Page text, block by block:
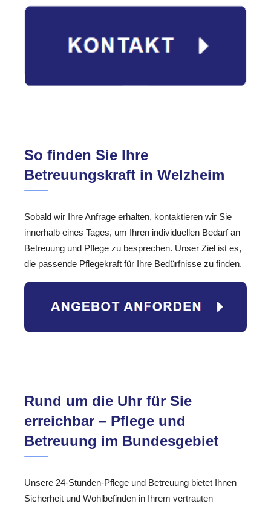
So finden Sie Ihre
Betreuungskraft in Welzheim
Sobald wir Ihre Anfrage erhalten, kontaktieren wir Sie
innerhalb eines Tages, um Ihren individuellen Bedarf an
Betreuung und Pflege zu besprechen. Unser Ziel ist es,
die passende Pflegekraft für Ihre Bedürfnisse zu finden.
Rund um die Uhr für Sie
erreichbar – Pflege und
Betreuung im Bundesgebiet
Unsere 24-Stunden-Pflege und Betreuung bietet Ihnen
Sicherheit und Wohlbefinden in Ihrem vertrauten